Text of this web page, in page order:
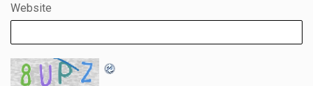
Website